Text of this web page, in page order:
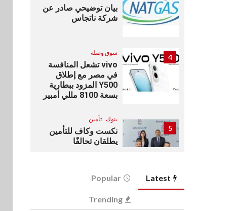
بيان توضيحي صادر عن
شركة ناتجاس
4 سوق وصلة
vivo تشعل المنافسة
في مصر مع إطلاق
Y500 المزود ببطارية
بسعة 8100 مللي أمبير
5
بنوك تأمين
نكست وكاف للتأمين
يطلقان تحالفًا
Latest
Popular
Trending